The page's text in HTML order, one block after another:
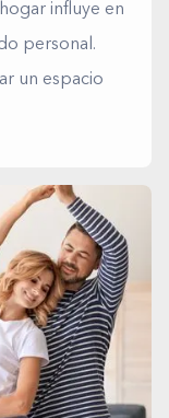
influye en
personal.
un espacio